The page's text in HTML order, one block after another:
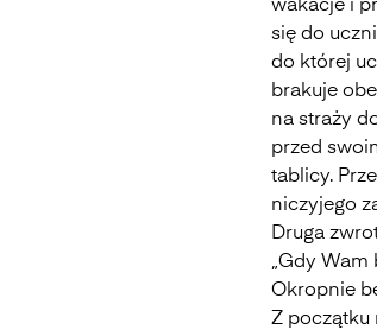
wakacje i
się do
do której
brakuje
na straży
przed
tablicy.
niczyjego
Druga
„Gdy Wam
Okropnie
Z początku